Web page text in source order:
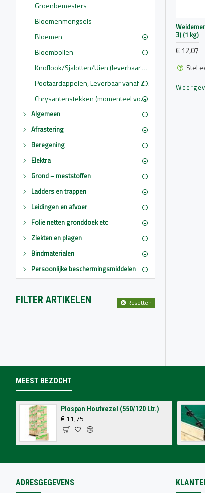
Groenbemesters
Bloemenmengsels
Bloemen
Bloembollen
Knoflook/Sjalotten/Uien (leverbaar vanaf 1 februari)
Pootaardappelen, Leverbaar vanaf 2 maart
Chrysantenstekken (momenteel voorradig 2026) alleen afhalen, online niet te bestellen
Algemeen
Afrastering
Beregening
Elektra
Grond – meststoffen
Ladders en trappen
Leidingen en afvoer
Folie netten gronddoek etc
Ziekten en plagen
Bindmaterialen
Persoonlijke beschermingsmiddelen
FILTER ARTIKELEN Resetten
3) (1 kg)
€ 12,07
Stel
MEEST BEZOCHT
Plospan Houtvezel (550/120 Ltr.)
€ 11,75
ADRESGEGEVENS